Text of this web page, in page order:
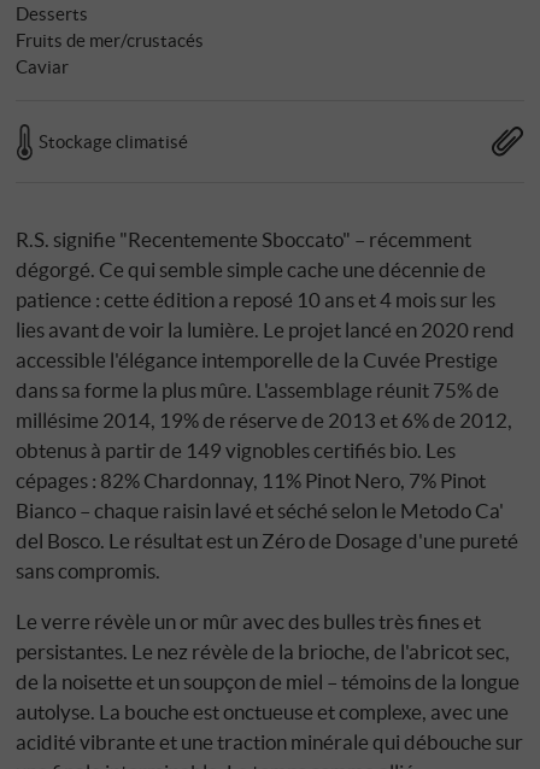
Desserts
Fruits de mer/crustacés
Caviar
Stockage climatisé
R.S. signifie "Recentemente Sboccato" – récemment
dégorgé. Ce qui semble simple cache une décennie de
patience : cette édition a reposé 10 ans et 4 mois sur les
lies avant de voir la lumière. Le projet lancé en 2020 rend
accessible l'élégance intemporelle de la Cuvée Prestige
dans sa forme la plus mûre. L'assemblage réunit 75% de
millésime 2014, 19% de réserve de 2013 et 6% de 2012,
obtenus à partir de 149 vignobles certifiés bio. Les
cépages : 82% Chardonnay, 11% Pinot Nero, 7% Pinot
Bianco – chaque raisin lavé et séché selon le Metodo Ca'
del Bosco. Le résultat est un Zéro de Dosage d'une pureté
sans compromis.
Le verre révèle un or mûr avec des bulles très fines et
persistantes. Le nez révèle de la brioche, de l'abricot sec,
de la noisette et un soupçon de miel – témoins de la longue
autolyse. La bouche est onctueuse et complexe, avec une
acidité vibrante et une traction minérale qui débouche sur